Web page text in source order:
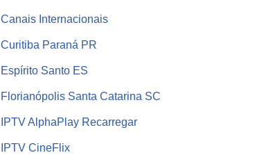
Canais Internacionais
Curitiba Paraná PR
Espírito Santo ES
Florianópolis Santa Catarina SC
IPTV AlphaPlay Recarregar
IPTV CineFlix